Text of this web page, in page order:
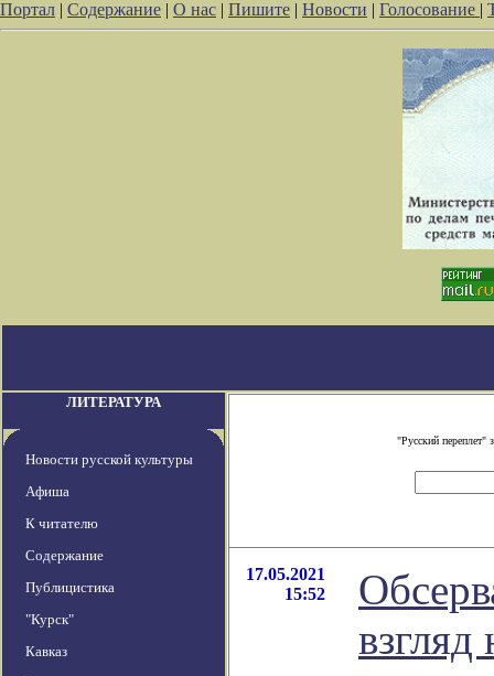
Портал | Содержание | О нас | Пишите | Новости | Голосование |
ЛИТЕРАТУРА
Новости русской культуры
Афиша
К читателю
Содержание
Публицистика
"Курск"
Кавказ
"Русский переплет"
17.05.2021
15:52